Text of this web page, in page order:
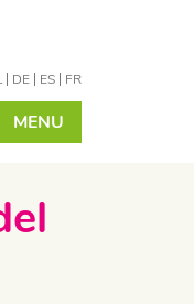
DE ES FR
MENU